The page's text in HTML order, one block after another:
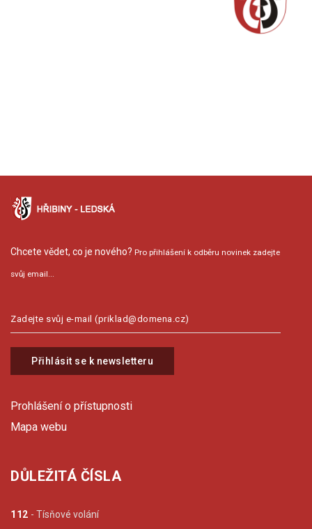
Chcete vědet, co je nového? Pro přihlášení k odběru novinek zadejte
svůj email...
Přihlásit se k newsletteru
Prohlášení o přístupnosti
Mapa webu
DŮLEŽITÁ ČÍSLA
112 - Tísňové volání